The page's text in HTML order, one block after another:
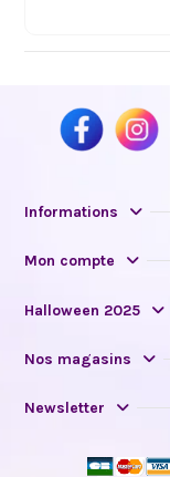
Informations
Mon compte
Halloween 2025
Nos magasins
Newsletter